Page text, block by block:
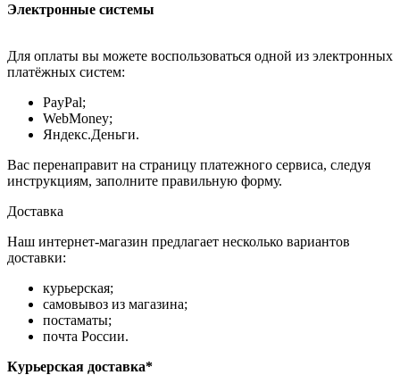
Электронные системы
Для оплаты вы можете воспользоваться одной из электронных
платёжных систем:
PayPal;
WebMoney;
Яндекс.Деньги.
Вас перенаправит на страницу платежного сервиса, следуя
инструкциям, заполните правильную форму.
Доставка
Наш интернет-магазин предлагает несколько вариантов
доставки:
курьерская;
самовывоз из магазина;
постаматы;
почта России.
Курьерская доставка*